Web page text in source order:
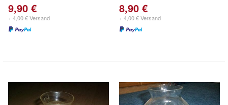
9,90 €
+ 4,00 € Versand
8,90 €
+ 4,00 € Versand